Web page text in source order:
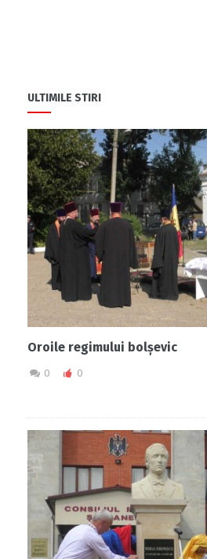
ULTIMILE STIRI
Oroile regimului bolșevic
0 0